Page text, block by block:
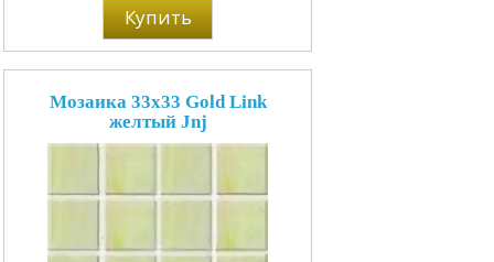
Купить
Мозаика 33x33 Gold Link
желтый Jnj